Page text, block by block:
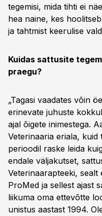
tegemisi, mida tihti ei
hea naine, kes
ja tahtmist keerulise
Kuidas sattusite
praegu?
„Tagasi vaadates võin
erinevate juhuste
ajal õigete inimestega.
Veterinaaria eriala,
perioodil raske leida
endale väljakutset,
Veterinaarapteeki, sealt
ProMed ja sellest ajast
liikuma oma ettevõtte
unistus aastast 1994.